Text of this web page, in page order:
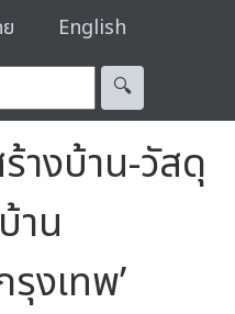
English
🔍︎
างบ้าน-วัสดุ
าน
งเทพ’